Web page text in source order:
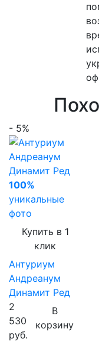
- 5%
100%
уникальные
фото
Купить в 1
клик
Антуриум
Андреанум
Динамит Ред
2
530
руб.
В
корзину